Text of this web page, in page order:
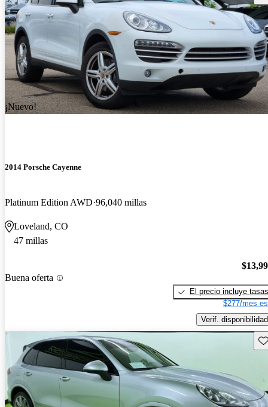
¡Nuevo!
2014 Porsche Cayenne
Platinum Edition AWD 96,040 millas
Loveland, CO
47 millas
Buena oferta
El precio incluye tasas
$277/mes
Verif. disponibilidad